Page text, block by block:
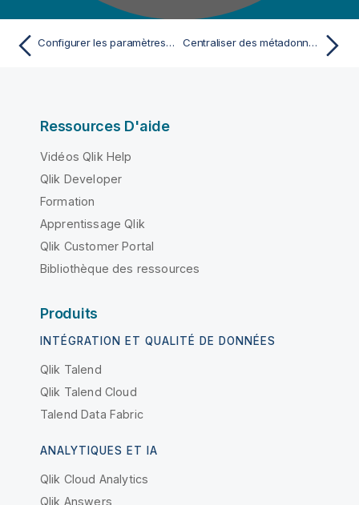
Configurer les paramètres de parsing de votre fichier positionnel Centraliser des métadonnées File Regex
Ressources D'aide
Vidéos Qlik Help
Qlik Developer
Formation
Apprentissage Qlik
Qlik Customer Portal
Bibliothèque des ressources
Produits
INTÉGRATION ET QUALITÉ DE DONNÉES
Qlik Talend
Qlik Talend Cloud
Talend Data Fabric
ANALYTIQUES ET IA
Qlik Cloud Analytics
Qlik Answers